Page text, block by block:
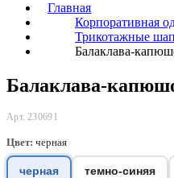
Главная
Корпоративная
Трикотажные
Балаклава-
Балаклава-
Арт. 230691
Цвет: черная
черная темно-синяя